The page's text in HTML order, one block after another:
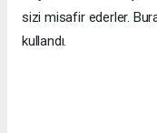
sizi misafir ederler.
kullandı.